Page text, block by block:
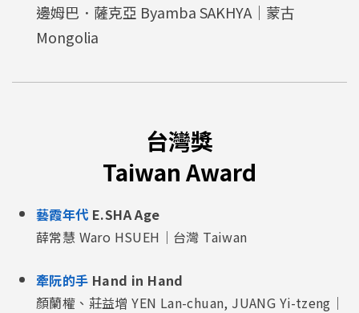
邊姆巴．薩克亞 Byamba SAKHYA｜蒙古
Mongolia
台灣獎
Taiwan Award
藝霞年代 E.SHA Age
薛常慧 Waro HSUEH｜台灣 Taiwan
牽阮的手 Hand in Hand
顏蘭權、莊益增 YEN Lan-chuan, JUANG Yi-tzeng｜